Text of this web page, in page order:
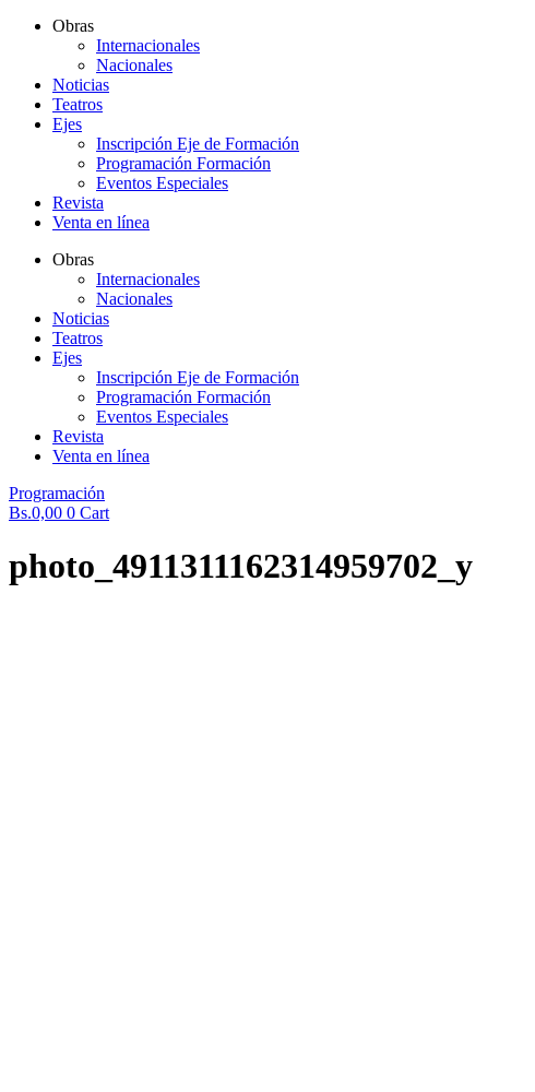
Obras
Internacionales
Nacionales
Noticias
Teatros
Ejes
Inscripción Eje de Formación
Programación Formación
Eventos Especiales
Revista
Venta en línea
Obras
Internacionales
Nacionales
Noticias
Teatros
Ejes
Inscripción Eje de Formación
Programación Formación
Eventos Especiales
Revista
Venta en línea
Programación
Bs.0,00 0 Cart
photo_4911311162314959702_y